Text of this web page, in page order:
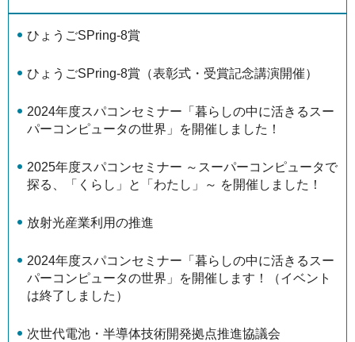
ひょうごSPring-8賞
ひょうごSPring-8賞（表彰式・受賞記念講演開催）
2024年度スパコンセミナー「暮らしの中に活きるスー
パーコンピュータの世界」を開催しました！
2025年度スパコンセミナー ～スーパーコンピュータで
探る、「くらし」と「わたし」～ を開催しました！
放射光産業利用の推進
2024年度スパコンセミナー「暮らしの中に活きるスー
パーコンピュータの世界」を開催します！（イベント
は終了しました）
次世代電池・半導体技術開発拠点推進協議会